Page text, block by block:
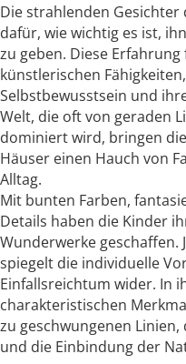
Die strahlenden Gesichter
dafür, wie wichtig es ist,
zu geben. Diese
künstlerischen
Selbstbewusstsein und
Welt, die oft von geraden
dominiert wird, bringen
Häuser einen Hauch von
Alltag.
Mit bunten Farben,
Details haben die Kinder
Wunderwerke geschaffen.
spiegelt die individuelle
Einfallsreichtum wider. In
charakteristischen
zu geschwungenen
und die Einbindung der